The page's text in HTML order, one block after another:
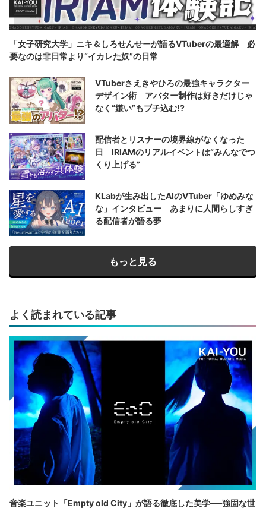
「女子研究大学」ニキ＆しろせんせーが語るVTuberの最適解 必
要なのは非日常より“イカレた奴”の日常
VTuberさえきやひろの最強キャラクター
デザイン術 アバター制作は好きだけじゃ
なく“嫌い”もブチ込む!?
配信者とリスナーの境界線がなくなった
日 IRIAMのリアルイベントは“みんなでつ
くり上げる”
KLabが生み出したAIのVTuber「ゆめみな
な」インタビュー あまりに人間らしすぎ
る配信者が語る夢
もっと見る
よく読まれている記事
音楽ユニット「Empty old City」が語る徹底した美学──強固な世